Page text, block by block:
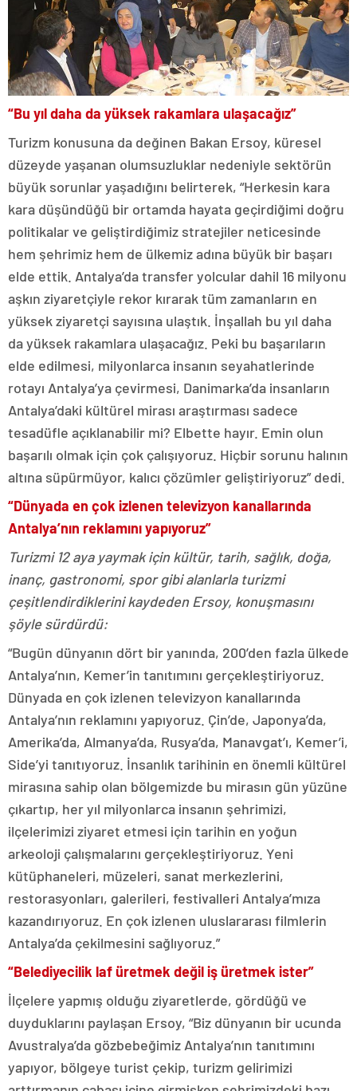
“Bu yıl daha da yüksek rakamlara ulaşacağız”
Turizm konusuna da değinen Bakan Ersoy, küresel
düzeyde yaşanan olumsuzluklar nedeniyle sektörün
büyük sorunlar yaşadığını belirterek, “Herkesin kara
kara düşündüğü bir ortamda hayata geçirdiğimi doğru
politikalar ve geliştirdiğimiz stratejiler neticesinde
hem şehrimiz hem de ülkemiz adına büyük bir başarı
elde ettik. Antalya’da transfer yolcular dahil 16 milyonu
aşkın ziyaretçiyle rekor kırarak tüm zamanların en
yüksek ziyaretçi sayısına ulaştık. İnşallah bu yıl daha
da yüksek rakamlara ulaşacağız. Peki bu başarıların
elde edilmesi, milyonlarca insanın seyahatlerinde
rotayı Antalya’ya çevirmesi, Danimarka’da insanların
Antalya’daki kültürel mirası araştırması sadece
tesadüfle açıklanabilir mi? Elbette hayır. Emin olun
başarılı olmak için çok çalışıyoruz. Hiçbir sorunu halının
altına süpürmüyor, kalıcı çözümler geliştiriyoruz” dedi.
“Dünyada en çok izlenen televizyon kanallarında
Antalya’nın reklamını yapıyoruz”
Turizmi 12 aya yaymak için kültür, tarih, sağlık, doğa,
inanç, gastronomi, spor gibi alanlarla turizmi
çeşitlendirdiklerini kaydeden Ersoy, konuşmasını
şöyle sürdürdü:
“Bugün dünyanın dört bir yanında, 200’den fazla ülkede
Antalya’nın, Kemer’in tanıtımını gerçekleştiriyoruz.
Dünyada en çok izlenen televizyon kanallarında
Antalya’nın reklamını yapıyoruz. Çin’de, Japonya’da,
Amerika’da, Almanya’da, Rusya’da, Manavgat’ı, Kemer’i,
Side’yi tanıtıyoruz. İnsanlık tarihinin en önemli kültürel
mirasına sahip olan bölgemizde bu mirasın gün yüzüne
çıkartıp, her yıl milyonlarca insanın şehrimizi,
ilçelerimizi ziyaret etmesi için tarihin en yoğun
arkeoloji çalışmalarını gerçekleştiriyoruz. Yeni
kütüphaneleri, müzeleri, sanat merkezlerini,
restorasyonları, galerileri, festivalleri Antalya’mıza
kazandırıyoruz. En çok izlenen uluslararası filmlerin
Antalya’da çekilmesini sağlıyoruz.”
“Belediyecilik laf üretmek değil iş üretmek ister”
İlçelere yapmış olduğu ziyaretlerde, gördüğü ve
duyduklarını paylaşan Ersoy, “Biz dünyanın bir ucunda
Avustralya’da gözbebeğimiz Antalya’nın tanıtımını
yapıyor, bölgeye turist çekip, turizm gelirimizi